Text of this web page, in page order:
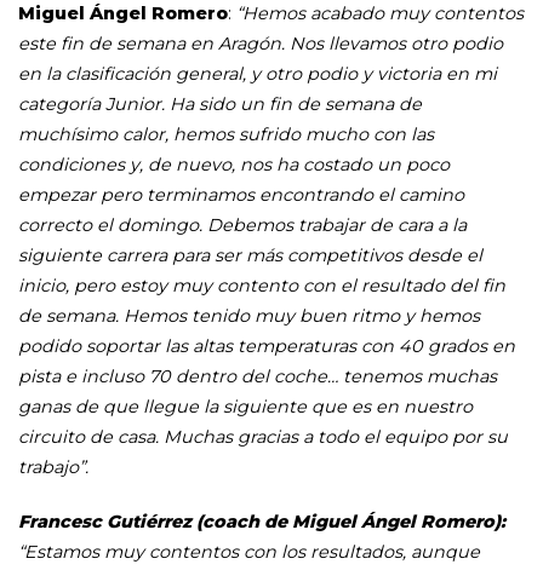
Miguel Ángel Romero: “Hemos acabado muy contentos
este fin de semana en Aragón. Nos llevamos otro podio
en la clasificación general, y otro podio y victoria en mi
categoría Junior. Ha sido un fin de semana de
muchísimo calor, hemos sufrido mucho con las
condiciones y, de nuevo, nos ha costado un poco
empezar pero terminamos encontrando el camino
correcto el domingo. Debemos trabajar de cara a la
siguiente carrera para ser más competitivos desde el
inicio, pero estoy muy contento con el resultado del fin
de semana. Hemos tenido muy buen ritmo y hemos
podido soportar las altas temperaturas con 40 grados en
pista e incluso 70 dentro del coche… tenemos muchas
ganas de que llegue la siguiente que es en nuestro
circuito de casa. Muchas gracias a todo el equipo por su
trabajo”.
Francesc Gutiérrez (coach de Miguel Ángel Romero):
“Estamos muy contentos con los resultados, aunque